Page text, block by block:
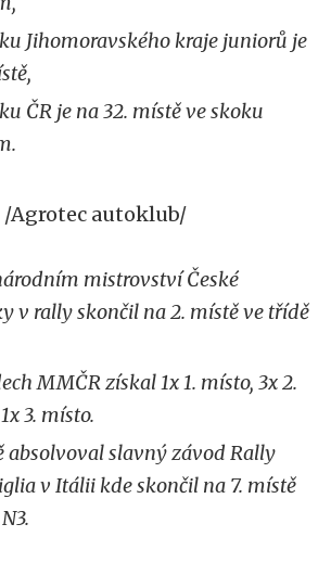
Jihomoravského kraje juniorů je
ČR je na 32. místě ve skoku
/Agrotec autoklub/
mistrovství České
v rally skončil na 2. místě ve třídě
MMČR získal 1x 1. místo, 3x 2.
3. místo.
absolvoval slavný závod Rally
v Itálii kde skončil na 7. místě